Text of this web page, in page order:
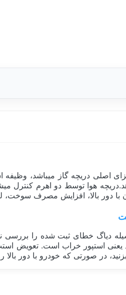
اصلی دریچه گاز میباشد،
هوا توسط دو اهرم کنترل
دور بالا، افزایش مصرف سوخت،
دیاگ خطای ثبت شده را بررسی
یعنی استپور خراب است. تعویض
در صورتی که خودرو با دور